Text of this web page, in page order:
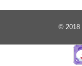
© 2018